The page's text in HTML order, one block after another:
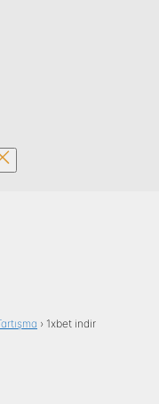
› 1xbet indir